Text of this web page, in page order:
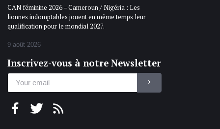
CAN féminine 2026 – Cameroun / Nigéria : Les
lionnes indomptables jouent en même temps leur
qualification pour le mondial 2027.
9 août 2026
Inscrivez-vous à notre Newsletter